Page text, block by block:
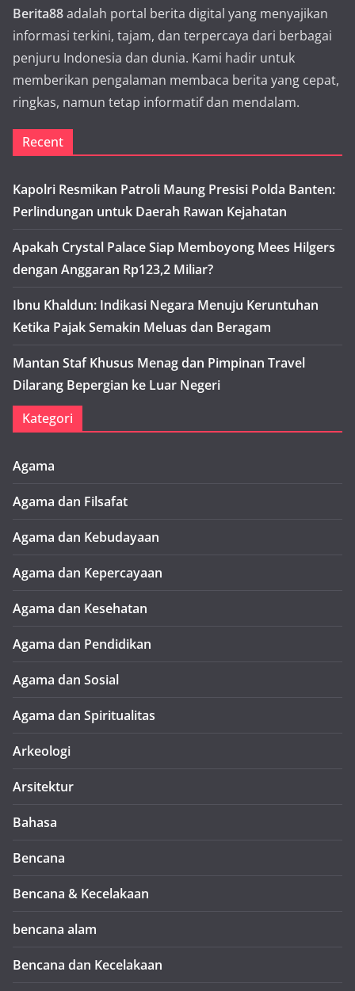
Berita88adalah portal berita digital yang menyajikan
informasi terkini, tajam, dan terpercaya dari berbagai
penjuru Indonesia dan dunia. Kami hadir untuk
memberikan pengalaman membaca berita yang cepat,
ringkas, namun tetap informatif dan mendalam.
Recent
Kapolri Resmikan Patroli Maung Presisi Polda Banten:
Perlindungan untuk Daerah Rawan Kejahatan
Apakah Crystal Palace Siap Memboyong Mees Hilgers
dengan Anggaran Rp123,2 Miliar?
Ibnu Khaldun: Indikasi Negara Menuju Keruntuhan
Ketika Pajak Semakin Meluas dan Beragam
Mantan Staf Khusus Menag dan Pimpinan Travel
Dilarang Bepergian ke Luar Negeri
Kategori
Agama
Agama dan Filsafat
Agama dan Kebudayaan
Agama dan Kepercayaan
Agama dan Kesehatan
Agama dan Pendidikan
Agama dan Sosial
Agama dan Spiritualitas
Arkeologi
Arsitektur
Bahasa
Bencana
Bencana & Kecelakaan
bencana alam
Bencana dan Kecelakaan